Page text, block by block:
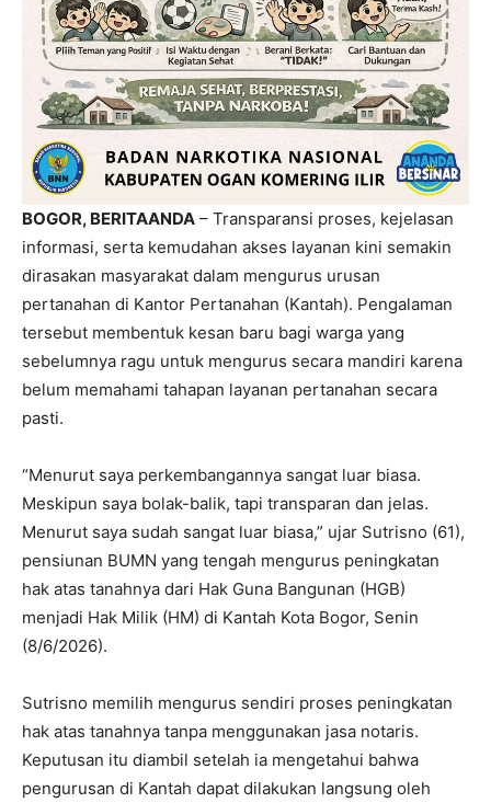
BOGOR, BERITAANDA – Transparansi proses, kejelasan
informasi, serta kemudahan akses layanan kini semakin
dirasakan masyarakat dalam mengurus urusan
pertanahan di Kantor Pertanahan (Kantah). Pengalaman
tersebut membentuk kesan baru bagi warga yang
sebelumnya ragu untuk mengurus secara mandiri karena
belum memahami tahapan layanan pertanahan secara
pasti.
“Menurut saya perkembangannya sangat luar biasa.
Meskipun saya bolak-balik, tapi transparan dan jelas.
Menurut saya sudah sangat luar biasa,” ujar Sutrisno (61),
pensiunan BUMN yang tengah mengurus peningkatan
hak atas tanahnya dari Hak Guna Bangunan (HGB)
menjadi Hak Milik (HM) di Kantah Kota Bogor, Senin
(8/6/2026).
Sutrisno memilih mengurus sendiri proses peningkatan
hak atas tanahnya tanpa menggunakan jasa notaris.
Keputusan itu diambil setelah ia mengetahui bahwa
pengurusan di Kantah dapat dilakukan langsung oleh